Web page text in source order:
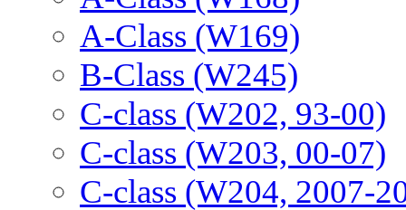
A-Class (W169)
B-Class (W245)
C-class (W202, 93-00)
C-class (W203, 00-07)
C-class (W204, 2007-